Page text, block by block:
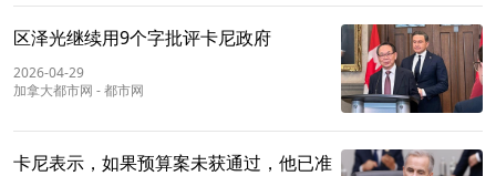
区泽光继续用9个字批评卡尼政府
2026-04-29
加拿大都市网 -都市网
卡尼表示，如果预算案未获通过，他已准